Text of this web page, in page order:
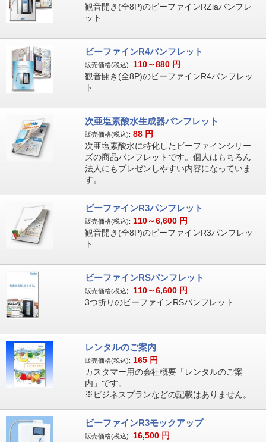
観音開き(全8P)のビーファインRZiaパンフレ
ット
ビーファインR4パンフレット
販売価格(税込): 110～880 円
観音開き(全8P)のビーファインR4パンフレッ
ト
次亜塩素酸水生成器パンフレット
販売価格(税込): 88 円
次亜塩素酸水に特化したビーファインシリー
ズの商品パンフレットです。個人はもちろん
法人にもプレゼンしやすい内容になっていま
す。
ビーファインR3パンフレット
販売価格(税込): 110～6,600 円
観音開き(全8P)のビーファインR3パンフレッ
ト
ビーファインRSパンフレット
販売価格(税込): 110～6,600 円
3つ折りのビーファインRSパンフレット
レンタルのご案内
販売価格(税込): 165 円
カスタマー用の会社概要「レンタルのご案
内」です。
※ビジネスプランなどの記載はありません。
ビーファインR3モックアップ
販売価格(税込): 16,500 円